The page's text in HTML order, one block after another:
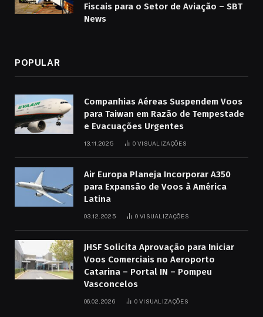
Fiscais para o Setor de Aviação – SBT
News
POPULAR
Companhias Aéreas Suspendem Voos
para Taiwan em Razão de Tempestade
e Evacuações Urgentes
13.11.2025 0 VISUALIZAÇÕES
Air Europa Planeja Incorporar A350
para Expansão de Voos à América
Latina
03.12.2025 0 VISUALIZAÇÕES
JHSF Solicita Aprovação para Iniciar
Voos Comerciais no Aeroporto
Catarina – Portal IN – Pompeu
Vasconcelos
06.02.2026 0 VISUALIZAÇÕES